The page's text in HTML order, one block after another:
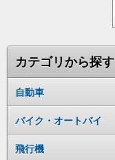
カテゴリから探す
自動車
バイク・オートバイ
飛行機